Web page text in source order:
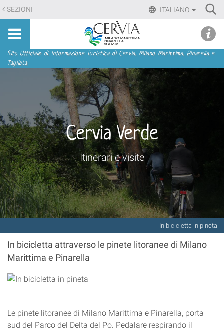
Salta
ai
contenuti.
Salta
alla
ITALIANO
SEZIONI
Sito
turistico
ufficiale
Cervia,
Milano
Marittima,
Pinarella,
Tagliata
Sezioni
Sito Ufficiale di Informazione Turistica di Cervia, Milano Marittima, Pinarella e
Tagliata
In bicicletta in pineta
Cervia Verde
Itinerari e visite
In bicicletta attraverso le pinete litoranee di Milano
Marittima e Pinarella
Le pinete litoranee di Milano Marittima e Pinarella, porta
sud del Parco del Delta del Po. Pedalare respirando il
menu